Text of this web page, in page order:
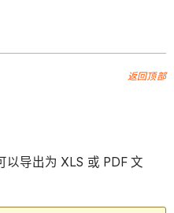
返回顶部
导出为 XLS 或 PDF 文